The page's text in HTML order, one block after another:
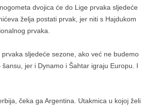
dvojica će do Lige prvaka sljedeće
želja postati prvak, jer niti s Hajdukom
prvaka.
sljedeće sezone, ako već ne budemo
šansu, jer i Dynamo i Šahtar igraju Europu. I
čeka ga Argentina. Utakmica u kojoj želi